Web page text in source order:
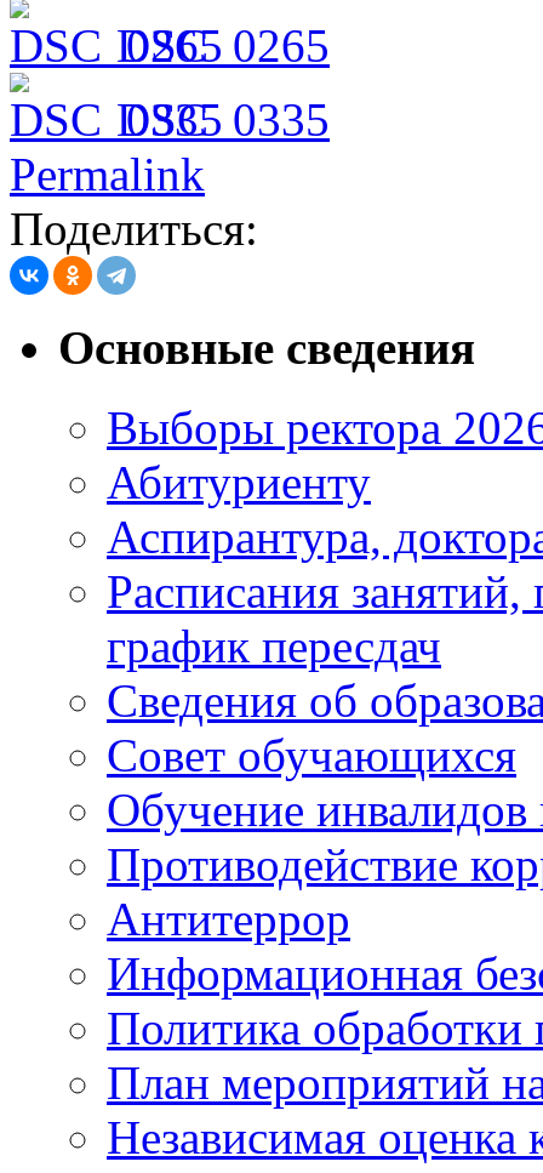
DSC_0265
DSC_0335
Permalink
Поделиться:
Основные сведения
Выборы ректора
Абитуриенту
Аспирантура,
Расписания
график пересдач
Сведения об
Совет обучающихся
Обучение
Противодействие
Антитеррор
Информационная
Политика
План мероприятий
Независимая оценка